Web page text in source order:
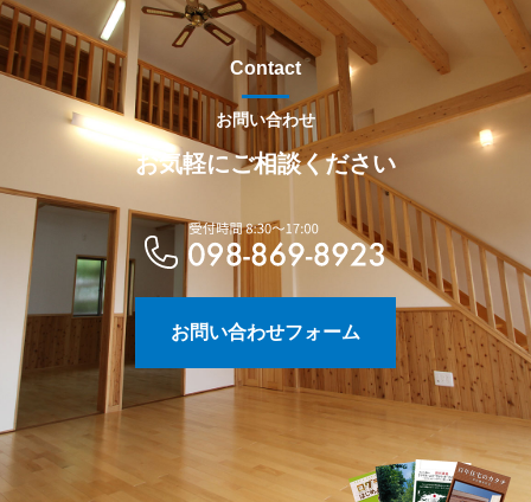
Contact
お問い合わせ
お気軽にご相談ください
お問い合わせフォーム